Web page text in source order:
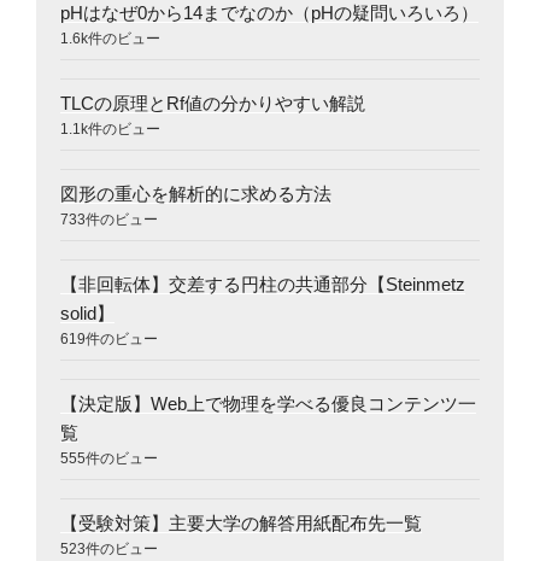
pHはなぜ0から14までなのか（pHの疑問いろいろ）
1.6k件のビュー
TLCの原理とRf値の分かりやすい解説
1.1k件のビュー
図形の重心を解析的に求める方法
733件のビュー
【非回転体】交差する円柱の共通部分【Steinmetz
solid】
619件のビュー
【決定版】Web上で物理を学べる優良コンテンツ一
覧
555件のビュー
【受験対策】主要大学の解答用紙配布先一覧
523件のビュー